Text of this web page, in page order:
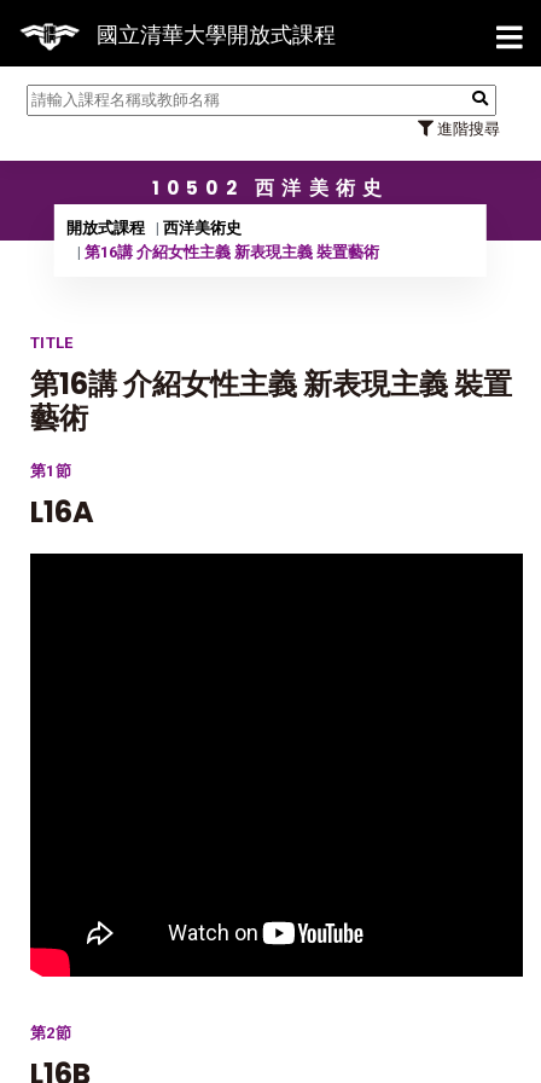
國立清華大學開放式課程
進階搜尋
【7/31】114學年度第2學
10502 西洋美術史
開放式課程
西洋美術史
第16講 介紹女性主義 新表現主義 裝置藝術
TITLE
第16講 介紹女性主義 新表現主義 裝置
藝術
第1節
L16A
第2節
L16B